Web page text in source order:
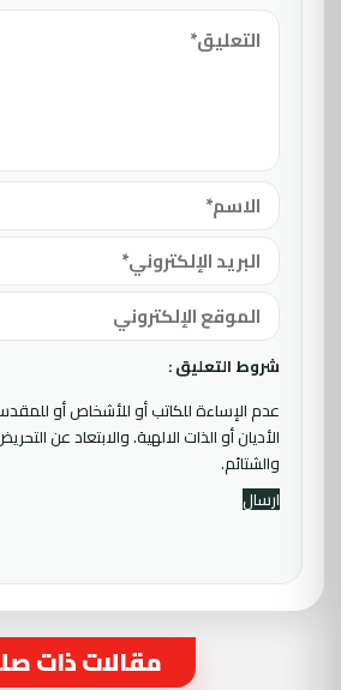
شروط التعليق :
عدم الإساءة للكاتب أو للأشخاص أو
الأديان أو الذات الالهية. والابتعاد عن
والشتائم.
مقالات ذات